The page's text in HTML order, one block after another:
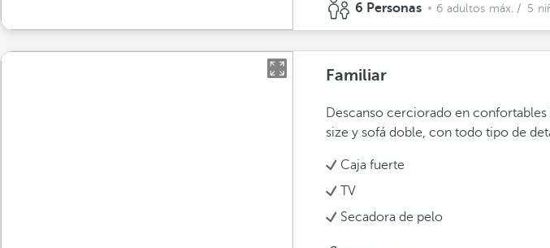
6 Personas 6 adultos máx. / 5
Familiar
Descanso cerciorado en
size y sofá doble, con todo tipo de
Caja fuerte
TV
Secadora de pelo